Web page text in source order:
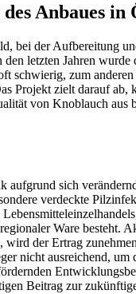
Anbaues in
bei der Aufbereitung
letzten Jahren wurde
schwierig, zum
Projekt zielt darauf
von Knoblauch aus
aufgrund sich
verdeckte
Ware besteht.
wird der Ertrag
nicht ausreichend, um
Beitrag zur